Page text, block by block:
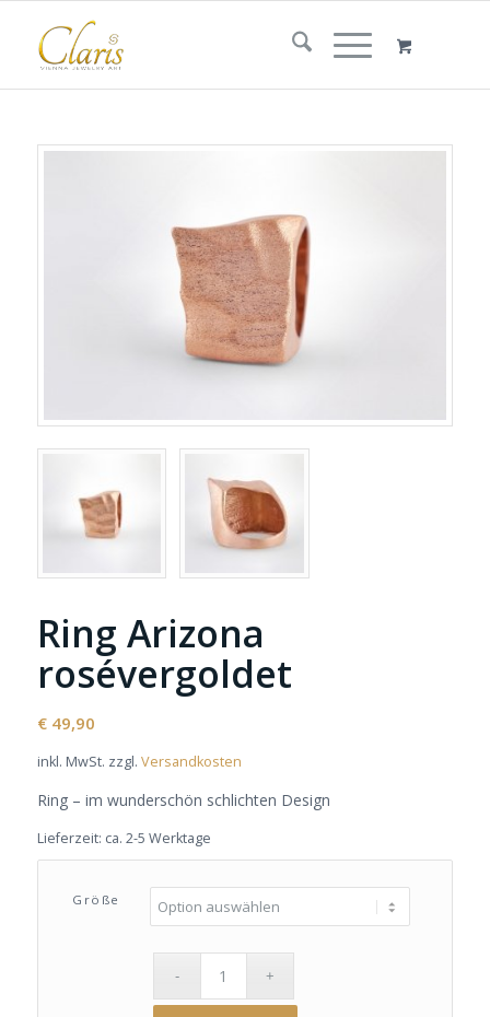
Ring Arizona
rosévergoldet
€49,90
inkl. MwSt. zzgl. Versandkosten
Ring – im wunderschön schlichten Design
Lieferzeit: ca. 2-5 Werktage
Größe